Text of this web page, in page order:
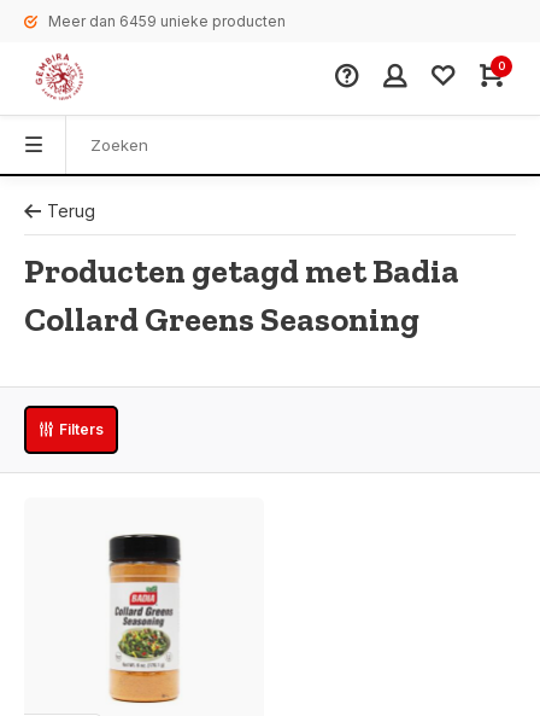
Meer dan 6459 unieke producten
0
Terug
Producten getagd met Badia
Collard Greens Seasoning
Filters